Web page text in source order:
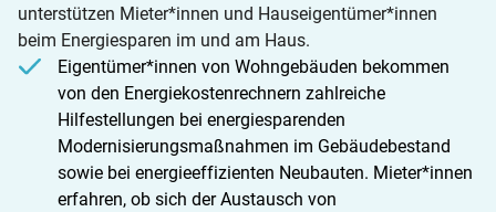
unterstützen Mieter*innen und Hauseigentümer*innen
beim Energiesparen im und am Haus.
Eigentümer*innen von Wohngebäuden bekommen
von den Energiekostenrechnern zahlreiche
Hilfestellungen bei energiesparenden
Modernisierungsmaßnahmen im Gebäudebestand
sowie bei energieeffizienten Neubauten. Mieter*innen
erfahren, ob sich der Austausch von